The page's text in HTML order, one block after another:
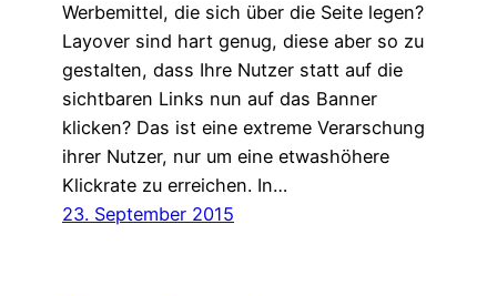
Werbemittel, die sich über die Seite legen?
Layover sind hart genug, diese aber so zu
gestalten, dass Ihre Nutzer statt auf die
sichtbaren Links nun auf das Banner
klicken? Das ist eine extreme Verarschung
ihrer Nutzer, nur um eine etwashöhere
Klickrate zu erreichen. In…
23. September 2015